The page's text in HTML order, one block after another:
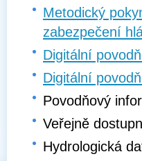
Metodický
zabezpečení
Digitální
Digitální
Povodňový
Veřejně
Hydrologická